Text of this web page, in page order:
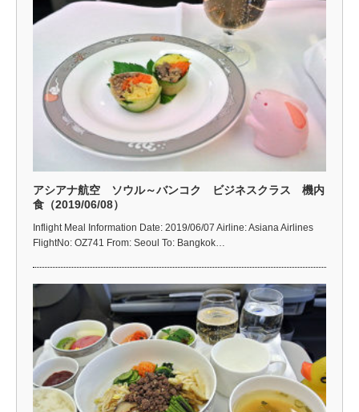
アシアナ航空 ソウル～バンコク ビジネスクラス 機内
食（2019/06/08）
Inflight Meal Information Date: 2019/06/07 Airline: Asiana Airlines
FlightNo: OZ741 From: Seoul To: Bangkok…